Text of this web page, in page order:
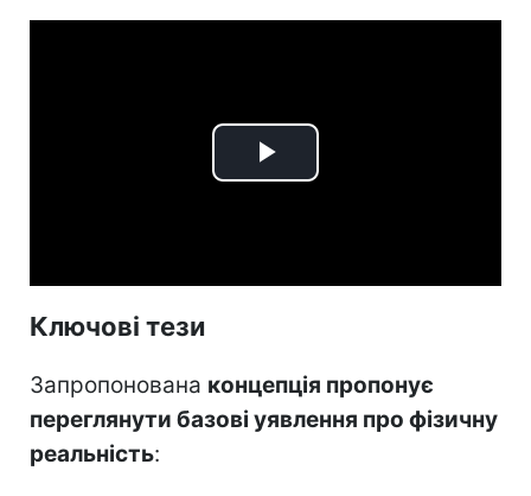
Play
Ключові тези
Запропонована концепція пропонує
переглянути базові уявлення про фізичну
реальність: